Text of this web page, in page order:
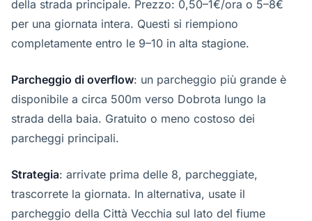
della strada principale. Prezzo: 0,50–1€/ora o 5–8€
per una giornata intera. Questi si riempiono
completamente entro le 9–10 in alta stagione.
Parcheggio di overflow: un parcheggio più grande è
disponibile a circa 500m verso Dobrota lungo la
strada della baia. Gratuito o meno costoso dei
parcheggi principali.
Strategia: arrivate prima delle 8, parcheggiate,
trascorrete la giornata. In alternativa, usate il
parcheggio della Città Vecchia sul lato del fiume